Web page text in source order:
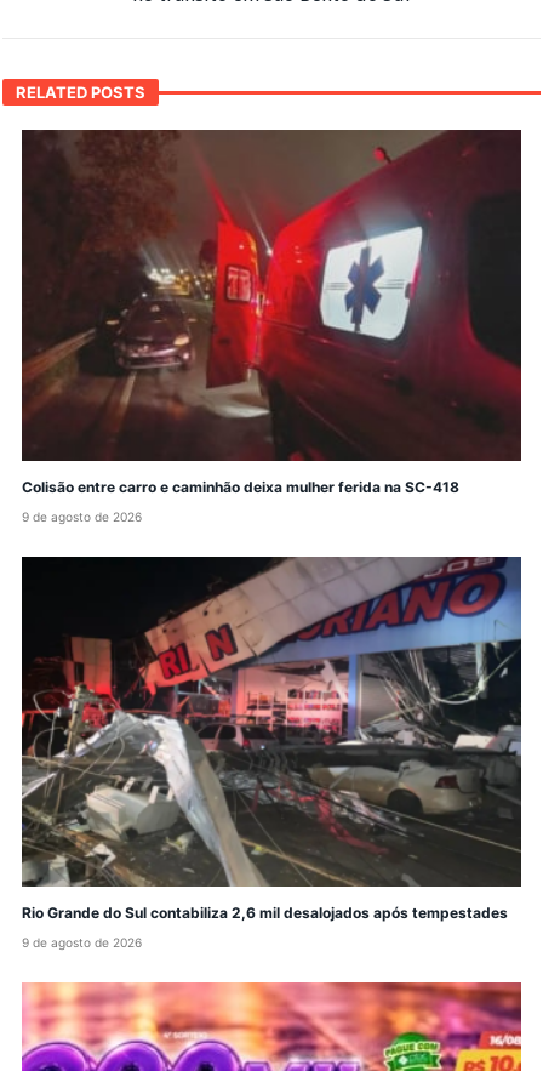
RELATED POSTS
Colisão entre carro e caminhão deixa mulher ferida na SC-418
9 de agosto de 2026
Rio Grande do Sul contabiliza 2,6 mil desalojados após tempestades
9 de agosto de 2026